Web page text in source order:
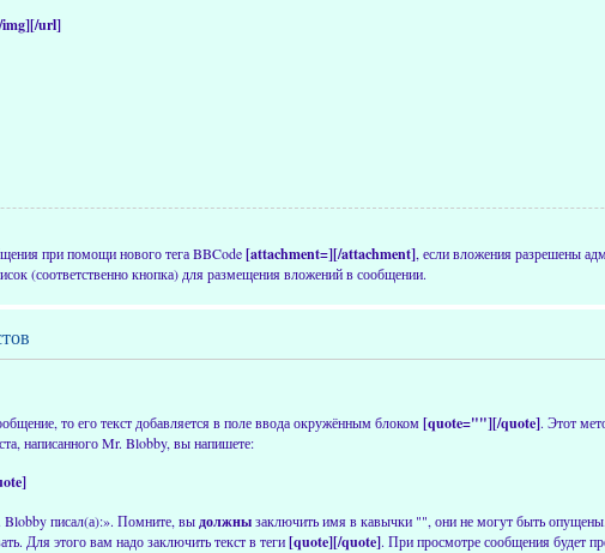
url]
при помощи нового тега BBCode[attachment=][/attachment], если вложения разрешены
(соответственно кнопка) для размещения вложений в сообщении.
то его текст добавляется в поле ввода окружённым блоком[quote=""][/quote]. Этот
написанного Mr. Blobby, вы напишете:
Blobby писал(а):». Помните, выдолжнызаключить имя в кавычки "", они не могут быть опущены.
Для этого вам надо заключить текст в теги[quote][/quote]. При просмотре сообщения будет